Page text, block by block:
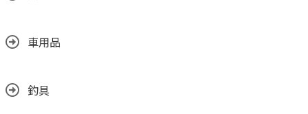
車用品
釣具